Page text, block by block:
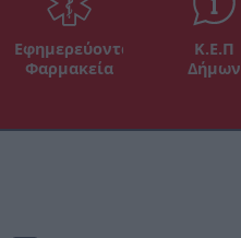
Εφημερεύοντα
Φαρμακεία
Κ.Ε.Π
Δήμων